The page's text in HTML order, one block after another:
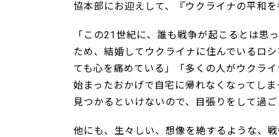
協本部にお迎えして、『ウクライナの平和
「この21世紀に、誰も戦争が起こるとは思
ため、結婚してウクライナに住んでいるロ
ても心を痛めている」「多くの人がウクラ
始まったおかげで自宅に帰れなくなってし
見つかるといけないので、目張りをして過ご
他にも、生々しい、想像を絶するような、